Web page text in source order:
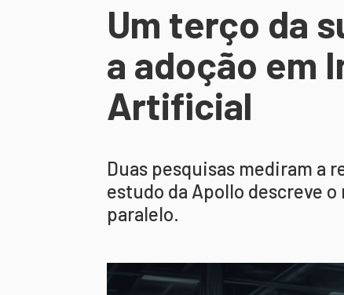
Um terço da
a adoção em
Artificial
Duas pesquisas mediram a
estudo da Apollo descreve
paralelo.